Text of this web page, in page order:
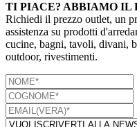
TI PIACE? ABBIAMO IL
Richiedi il prezzo outlet, un
assistenza su prodotti
cucine, bagni, tavoli, divani,
outdoor, rivestimenti.